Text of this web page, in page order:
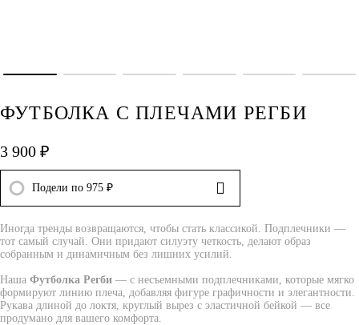
ФУТБОЛКА С ПЛЕЧАМИ РЕГБИ
3 900 ₽
Подели по 975 ₽
Иногда тренды возвращаются, чтобы стать классикой. Подплечники —
тот самый случай. Они придают силуэту четкость, делают образ
собранным и динамичным без лишних усилий.
Наша Футболка Регби — с несъемными подплечниками, которые мягко
формируют линию плеча, добавляя фигуре графичности и элегантности.
Рукава длиной до локтя, круглый вырез с эластичной бейкой — все
продумано для вашего комфорта.